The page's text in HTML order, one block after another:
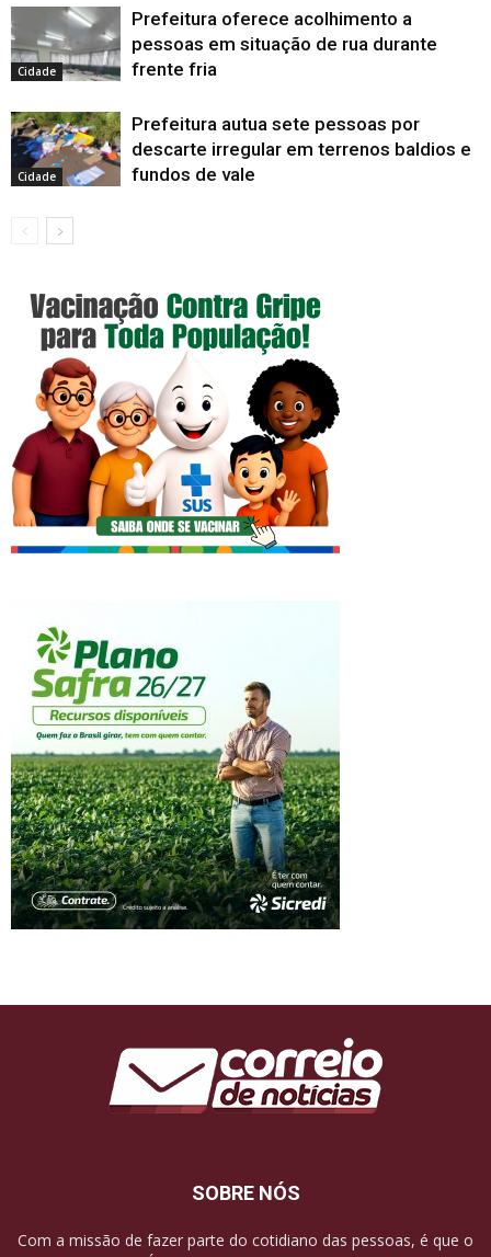
Cidade
Prefeitura oferece acolhimento a
pessoas em situação de rua durante
frente fria
Cidade
Prefeitura autua sete pessoas por
descarte irregular em terrenos baldios e
fundos de vale
SOBRE NÓS
Com a missão de fazer parte do cotidiano das pessoas, é que o